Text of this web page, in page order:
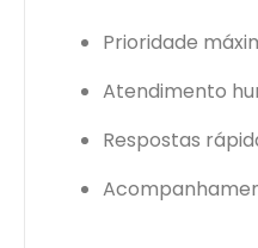
Prioridade
Atendimento
Respostas